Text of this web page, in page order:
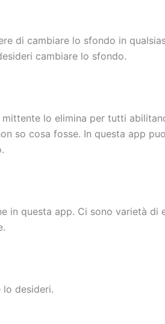
di cambiare lo sfondo in
cambiare lo sfondo.
lo elimina per tutti
so cosa fosse. In questa app
questa app. Ci sono varietà di
lo desideri.